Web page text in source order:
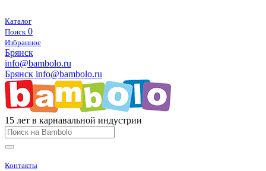
Каталог
Поиск 0
Избранное
Брянск
info@bambolo.ru
Брянск info@bambolo.ru
15 лет в карнавальной индустрии
Контакты